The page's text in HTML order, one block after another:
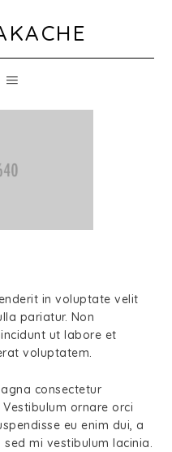
in voluptate velit
pariatur. Non
ut labore et
voluptatem.
consectetur
ornare orci
eu enim dui, a
mi vestibulum lacinia.